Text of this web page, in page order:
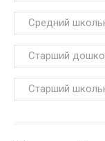
Средний
Старший
Старший